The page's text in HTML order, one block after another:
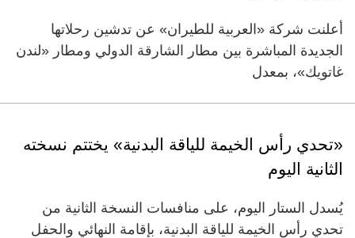
أعلنت شركة «العربية للطيران» عن تدشين رحلاتها
الجديدة المباشرة بين مطار الشارقة الدولي ومطار «لندن
غاتويك»، بمعدل
«تحدي رأس الخيمة للياقة البدنية» يختتم نسخته
الثانية اليوم
يُسدل الستار اليوم، على منافسات النسخة الثانية من
تحدي رأس الخيمة للياقة البدنية، بإقامة النهائي والحفل